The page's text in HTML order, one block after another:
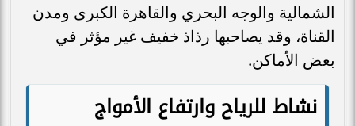
الشمالية والوجه البحري والقاهرة الكبرى ومدن
القناة، وقد يصاحبها رذاذ خفيف غير مؤثر في
بعض الأماكن.
نشاط للرياح وارتفاع الأمواج